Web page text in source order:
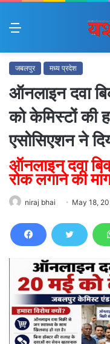
Menu
जबलपुर मध्य प्रदेश
ऑनलाइन दवा
को केमिस्टों की
एसोसिएशन ने
ऑनलाइन दवा
रोक लगाने की
niraj bhai May 18,